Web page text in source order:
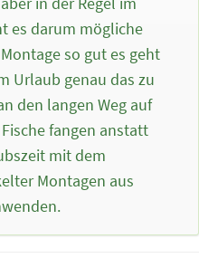
es darum mögliche
so gut es geht
Urlaub genau das zu
den langen Weg auf
fangen anstatt
mit dem
Montagen aus